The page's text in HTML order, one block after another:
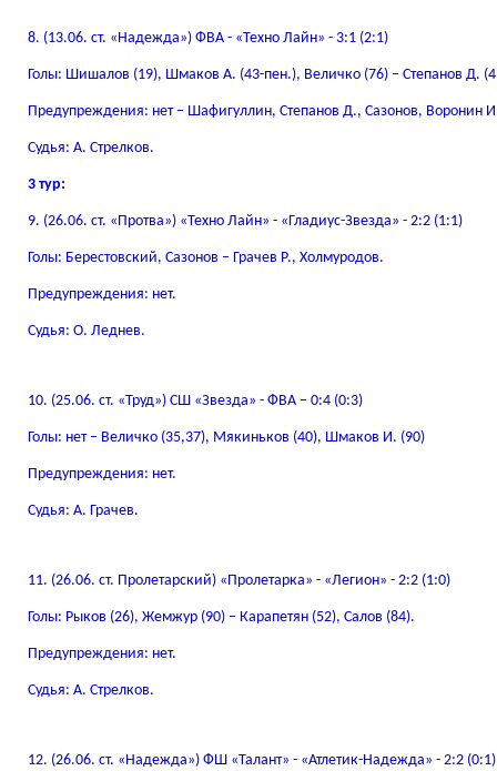
8. (13.06. ст. «Надежда») ФВА - «Техно Лайн» - 3:1 (2:1)
Голы: Шишалов (19), Шмаков А. (43-пен.), Величко (76) – Степанов Д.
Предупреждения: нет – Шафигуллин, Степанов Д., Сазонов, Воронин
Судья: А. Стрелков.
3 тур:
9. (26.06. ст. «Протва») «Техно Лайн» - «Гладиус-Звезда» - 2:2 (1:1)
Голы: Берестовский, Сазонов – Грачев Р., Холмуродов.
Предупреждения: нет.
Судья: О. Леднев.
10. (25.06. ст. «Труд») СШ «Звезда» - ФВА – 0:4 (0:3)
Голы: нет – Величко (35,37), Мякиньков (40), Шмаков И. (90)
Предупреждения: нет.
Судья: А. Грачев.
11. (26.06. ст. Пролетарский) «Пролетарка» - «Легион» - 2:2 (1:0)
Голы: Рыков (26), Жемжур (90) – Карапетян (52), Салов (84).
Предупреждения: нет.
Судья: А. Стрелков.
12. (26.06. ст. «Надежда») ФШ «Талант» - «Атлетик-Надежда» - 2:2 (0:1)